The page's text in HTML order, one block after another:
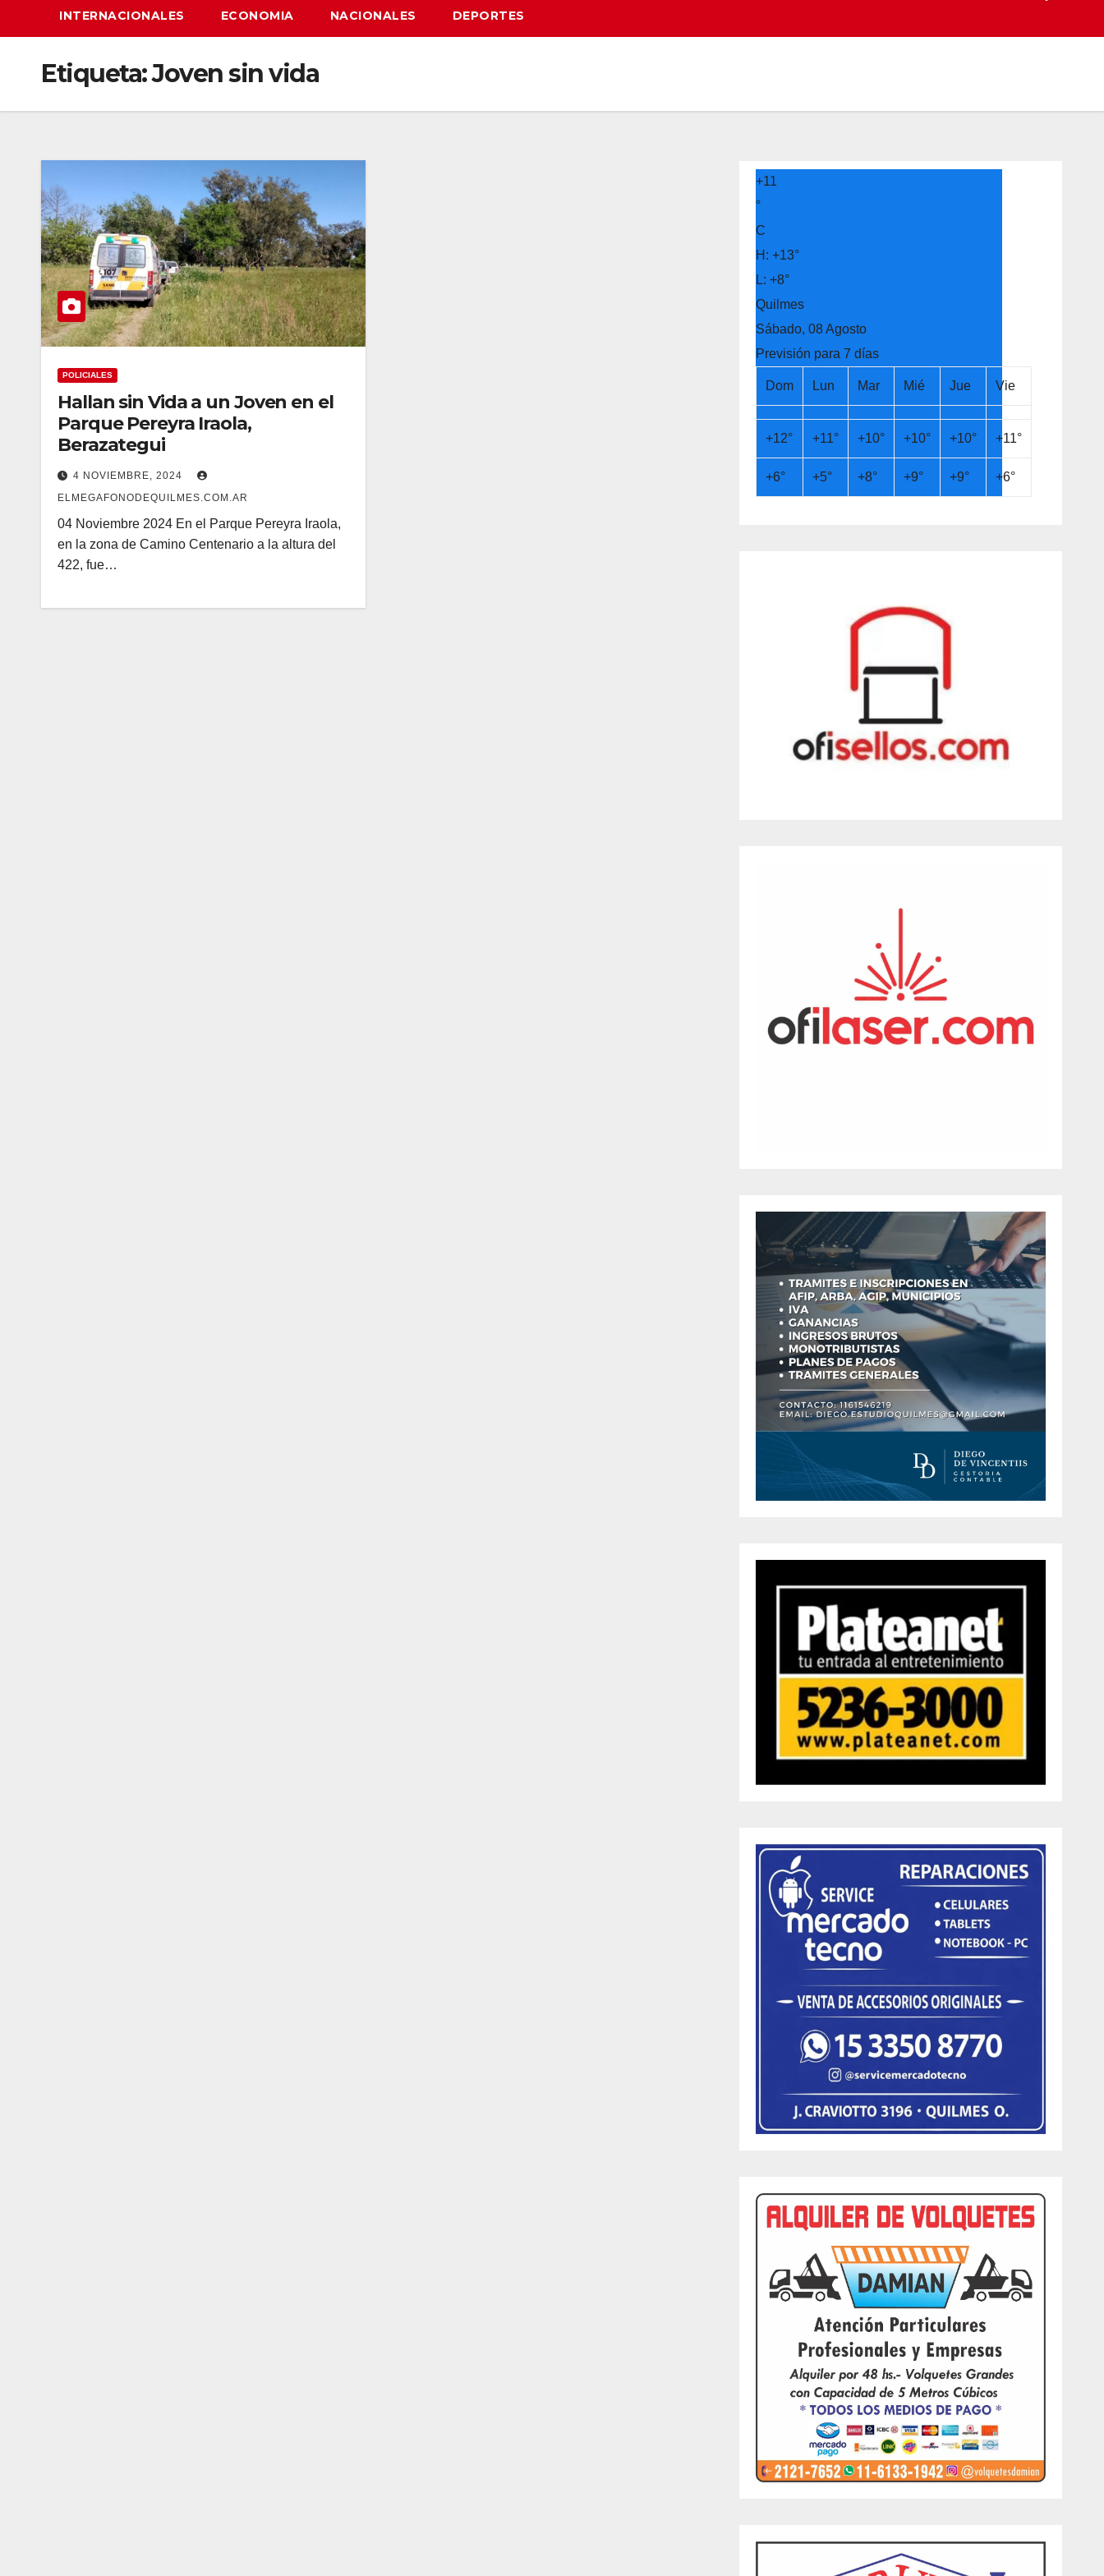
INTERNACIONALES ECONOMIA NACIONALES DEPORTES
Etiqueta:Joven sin vida
POLICIALES
Hallan sin Vida a un Joven en el
Parque Pereyra Iraola,
Berazategui
4 NOVIEMBRE, 2024
ELMEGAFONODEQUILMES.COM.AR
04 Noviembre 2024 En el Parque Pereyra Iraola,
en la zona de Camino Centenario a la altura del
422, fue…
+11
°
C
H:+13°
L:+8°
Quilmes
Sábado, 08 Agosto
Previsión para 7 días
Dom Lun Mar Mié Jue Vie
+12° +11° +10° +10° +10° +11°
+6° +5° +8° +9° +9° +6°